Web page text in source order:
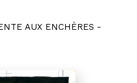
AUX ENCHÈRES -